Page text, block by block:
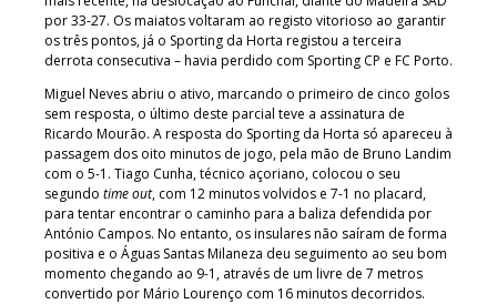
por 33-27. Os maiatos voltaram ao registo vitorioso ao garantir
os três pontos, já o Sporting da Horta registou a terceira
derrota consecutiva – havia perdido com Sporting CP e FC Porto.
Miguel Neves abriu o ativo, marcando o primeiro de cinco golos
sem resposta, o último deste parcial teve a assinatura de
Ricardo Mourão. A resposta do Sporting da Horta só apareceu à
passagem dos oito minutos de jogo, pela mão de Bruno Landim
com o 5-1. Tiago Cunha, técnico açoriano, colocou o seu
segundo time out, com 12 minutos volvidos e 7-1 no placard,
para tentar encontrar o caminho para a baliza defendida por
António Campos. No entanto, os insulares não saíram de forma
positiva e o Águas Santas Milaneza deu seguimento ao seu bom
momento chegando ao 9-1, através de um livre de 7 metros
convertido por Mário Lourenço com 16 minutos decorridos.